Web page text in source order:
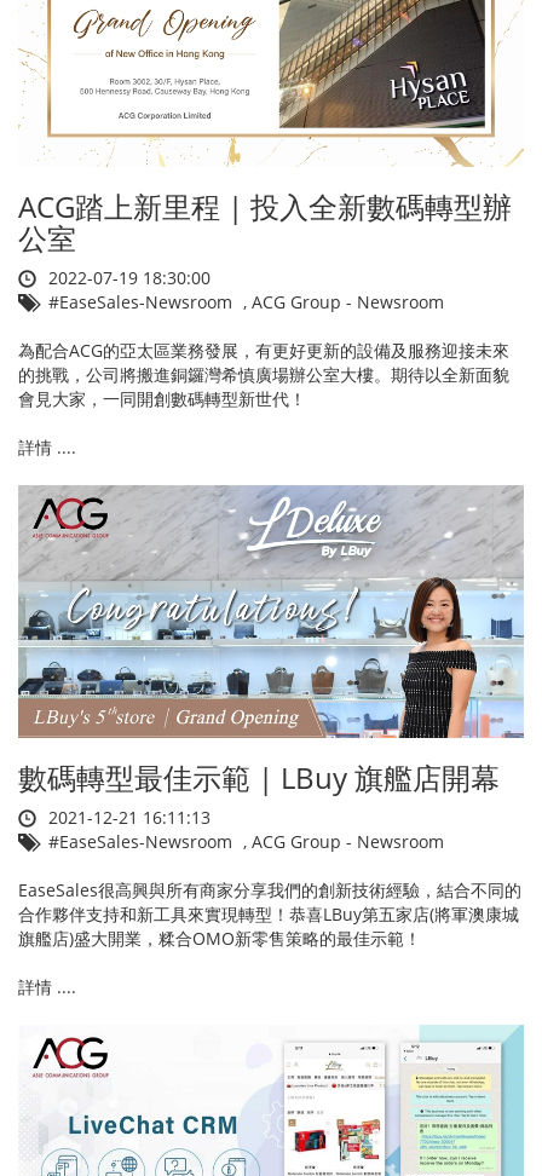
ACG踏上新里程 | 投入全新數碼轉型辦
公室
2022-07-19 18:30:00
#EaseSales-Newsroom , ACG Group - Newsroom
為配合ACG的亞太區業務發展，有更好更新的設備及服務迎接未來
的挑戰，公司將搬進銅鑼灣希慎廣場辦公室大樓。期待以全新面貌
會見大家，一同開創數碼轉型新世代！
詳情 ....
數碼轉型最佳示範 | LBuy 旗艦店開幕
2021-12-21 16:11:13
#EaseSales-Newsroom , ACG Group - Newsroom
EaseSales很高興與所有商家分享我們的創新技術經驗，結合不同的
合作夥伴支持和新工具來實現轉型！恭喜LBuy第五家店(將軍澳康城
旗艦店)盛大開業，糅合OMO新零售策略的最佳示範！
詳情 ....